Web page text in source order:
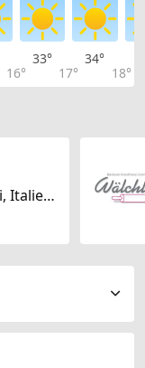
16°
33°
17°
34°
18°
Glutenfrei, Laktosefrei, Italienisch, Mediterran